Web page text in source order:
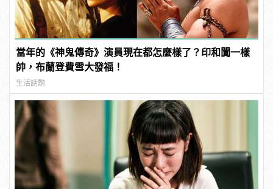
當年的《神鬼傳奇》演員現在都怎麼樣了？印和闐一樣
帥，布蘭登費雪大發福！
生活話題